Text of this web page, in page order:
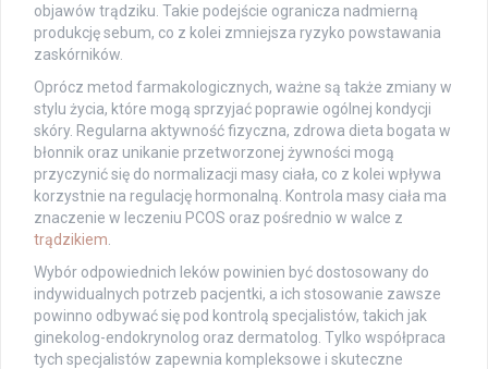
objawów trądziku. Takie podejście ogranicza nadmierną
produkcję sebum, co z kolei zmniejsza ryzyko powstawania
zaskórników.
Oprócz metod farmakologicznych, ważne są także zmiany w
stylu życia, które mogą sprzyjać poprawie ogólnej kondycji
skóry. Regularna aktywność fizyczna, zdrowa dieta bogata w
błonnik oraz unikanie przetworzonej żywności mogą
przyczynić się do normalizacji masy ciała, co z kolei wpływa
korzystnie na regulację hormonalną. Kontrola masy ciała ma
znaczenie w leczeniu PCOS oraz pośrednio w walce z
trądzikiem
Wybór odpowiednich leków powinien być dostosowany do
indywidualnych potrzeb pacjentki, a ich stosowanie zawsze
powinno odbywać się pod kontrolą specjalistów, takich jak
ginekolog-endokrynolog oraz dermatolog. Tylko współpraca
tych specjalistów zapewnia kompleksowe i skuteczne